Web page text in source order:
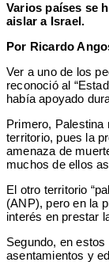
Varios países se
aislar a Israel.
Por Ricardo
Ver a uno de los
reconoció al
había apoyado
Primero, Palestina
territorio, pues la
amenaza de
muchos de ellos
El otro territorio
(ANP), pero en la
interés en prestar
Segundo, en
asentamientos y